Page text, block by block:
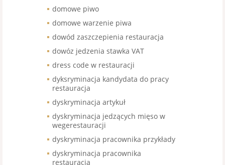
domowe piwo
domowe warzenie piwa
dowód zaszczepienia restauracja
dowóz jedzenia stawka VAT
dress code w restauracji
dyksryminacja kandydata do pracy
restauracja
dyskryminacja artykuł
dyskryminacja jedzących mięso w
wegerestauracji
dyskryminacja pracownika przykłady
dyskryminacja pracownika
restauracja